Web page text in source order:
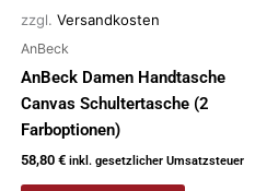
zzgl. Versandkosten
AnBeck
AnBeck Damen Handtasche
Canvas Schultertasche (2
Farboptionen)
58,80 € inkl. gesetzlicher Umsatzsteuer
Produktseite
gewählt
werden